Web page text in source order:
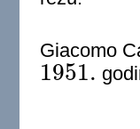
Giacomo
1951.
1951.